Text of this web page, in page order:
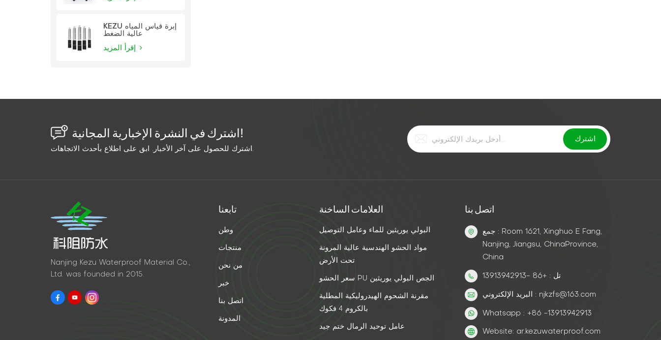
KEZU إبرة قياس المياه
عالية الضغط
اشترك في النشرة الإخبارية المجانية!
اشترك للحصول على آخر الأخبار. ابق على اطلاع بأحدث الاتجاهات.
Nanjing Kezu Waterproof Material Co.,
Ltd. was founded in 2015.
تابعنا
وطن
منتجات
من نحن
خبر
اتصل بنا
المدونة
العلامات الساخنة
البولي يوريثين للماء وعامل التوصيل
مواد الحشو الهندسية عالية المرونة
تحت الأرض
سعر الحشو PU الجص البولي يوريثين
مقرنة الشحوم الهيدروليكية المطلية
بالكروم 4 فكوك
عامل توحيد الرمال ختم جيد
اتصل بنا
جمع : Room 1621, Xinghuo E Fang,
Nanjing, Jiangsu, ChinaProvince,
China
تل : +86 -13913942913
البريد الإلكتروني : njkzfs@163.com
Whatsapp : +86 -13913942913
Website: ar.kezuwaterproof.com